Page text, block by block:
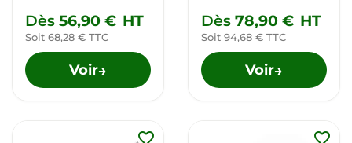
Dès 56,90 € HT
Soit 68,28 € TTC
Voir→
Dès 78,90 € HT
Soit 94,68 € TTC
Voir→
favorite_border favorite_border